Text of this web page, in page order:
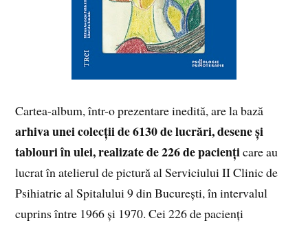
Cartea-album, într-o prezentare inedită, are la bază
arhiva unei colecții de 6130 de lucrări, desene și
tablouri în ulei, realizate de 226 de paciențicare au
lucrat în atelierul de pictură al Serviciului II Clinic de
Psihiatrie al Spitalului 9 din București, în intervalul
cuprins între 1966 și 1970. Cei 226 de pacienți